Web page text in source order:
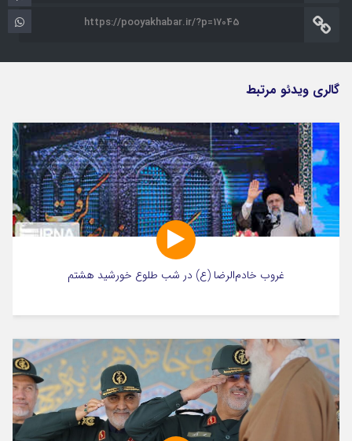
https://pooyakhabar.ir/?p=17045
گالری ویدئو مرتبط
غروب خادم‌الرضا (ع) در شب طلوع خورشید هشتم